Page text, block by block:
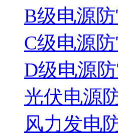
B级电源
C级电源
D级电源
光伏电源
风力发电